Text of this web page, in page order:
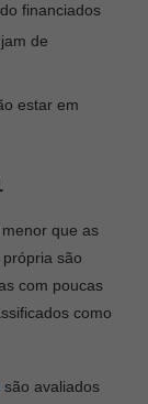
financiados
de
estar em
que as
são
com poucas
como
são avaliados